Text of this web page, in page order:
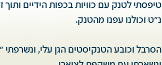
טיפסתי לטנק עם כוויות בכפות הידיים
נ"ט וכולנו עפנו מהטנק.
הסרבל וכובע הטנקיסטים הגן עלי,